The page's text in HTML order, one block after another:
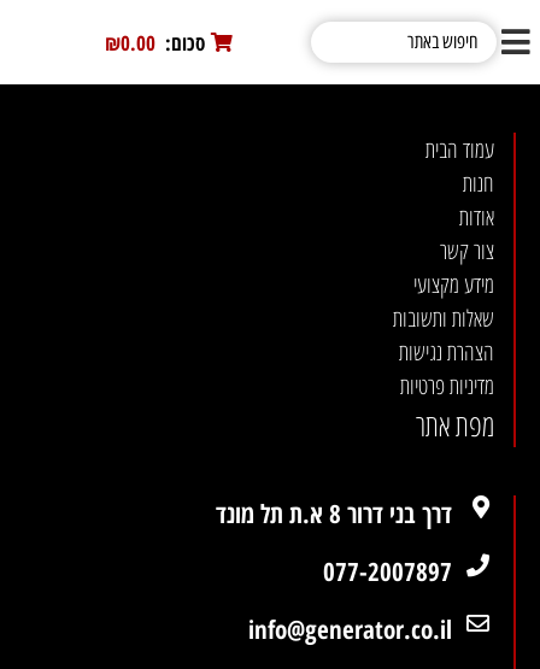
סכום: ₪0.00
עמוד הבית
חנות
אודות
צור קשר
מידע מקצועי
שאלות ותשובות
הצהרת נגישות
מדיניות פרטיות
מפת אתר
דרך בני דרור 8 א.ת תל מונד
077-2007897
info@generator.co.il